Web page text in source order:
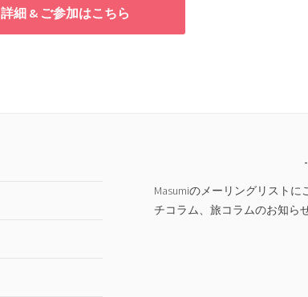
詳細 & ご参加はこちら
Masumiのメーリングリスト
チコラム、旅コラムのお知ら